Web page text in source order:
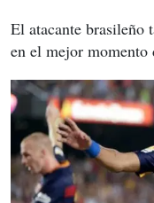
El atacante brasileño
en el mejor momento